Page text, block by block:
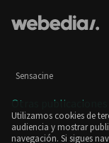
Sensacine
Otras publicaciones
Utilizamos cookies de
audiencia y mostrar
navegación. Si sigues